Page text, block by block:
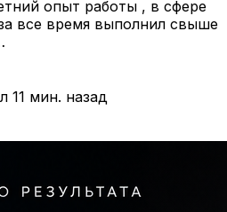
опыт работы , в сфере
все время выполнил свыше
11 мин. назад